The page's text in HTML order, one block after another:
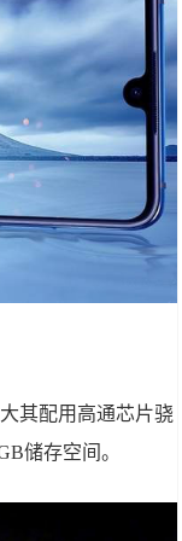
其配用高通芯片骁
储存空间。